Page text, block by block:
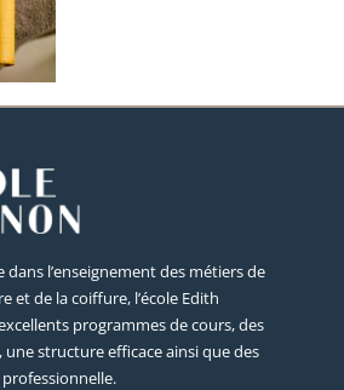
dans l’enseignement des métiers de
et de la coiffure, l’école Edith
programmes de cours, des
structure efficace ainsi que des